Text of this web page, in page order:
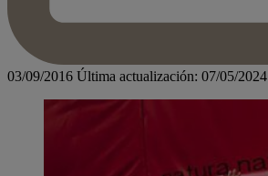
03/09/2016 Última actualización: 07/05/2024